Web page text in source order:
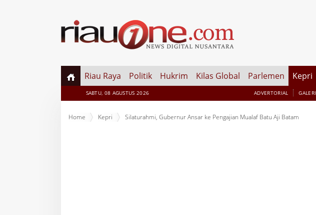
Riau Raya Politik Hukrim Kilas Global Parlemen Kepri
SABTU, 08 AGUSTUS 2026 ADVERTORIAL GALERI
Home Kepri Silaturahmi, Gubernur Ansar ke Pengajian Mualaf Batu Aji Batam